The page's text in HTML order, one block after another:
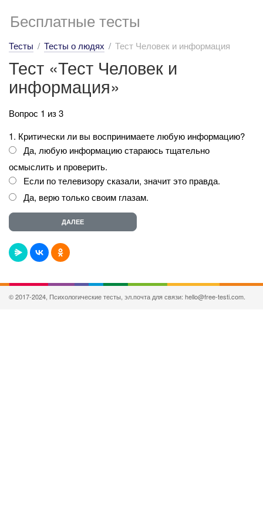
Бесплатные тесты
Тесты Тесты о людях Тест Человек и информация
Тест «Тест Человек и
информация»
Вопрос 1 из 3
1. Критически ли вы воспринимаете любую информацию?
Да, любую информацию стараюсь тщательно
осмыслить и проверить.
Если по телевизору сказали, значит это правда.
Да, верю только своим глазам.
© 2017-2024, Психологические тесты, эл.почта для связи: hello@free-testi.com.